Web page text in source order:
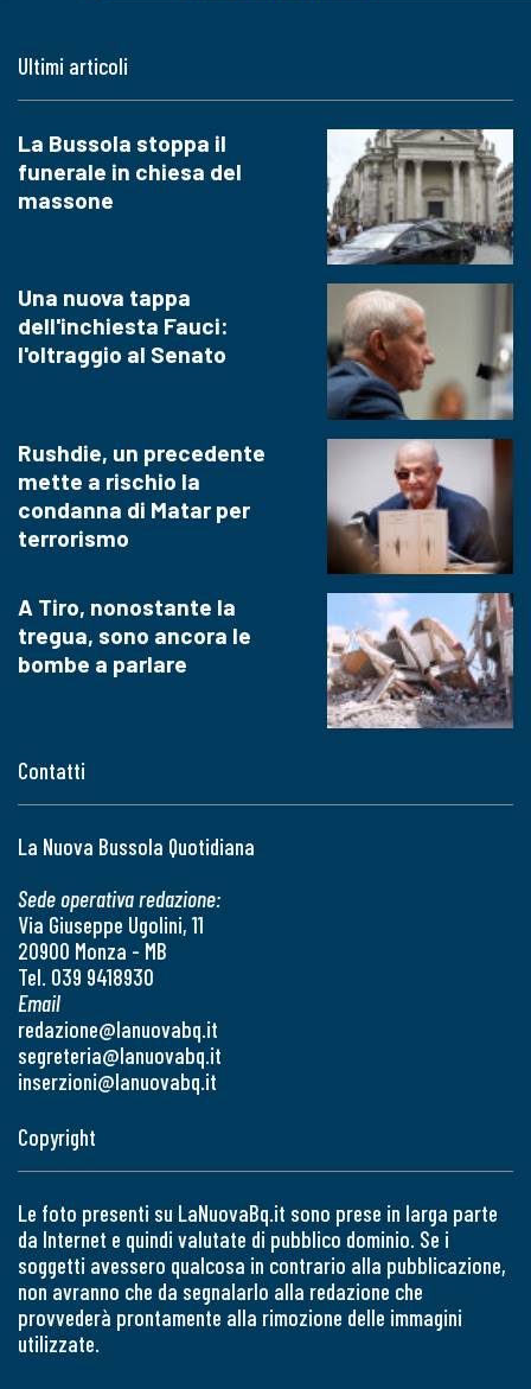
Contatti
La Nuova Bussola Quotidiana
Sede operativa redazione:
Via Giuseppe Ugolini, 11
20900 Monza - MB
Tel. 039 9418930
Email
redazione@lanuovabq.it
segreteria@lanuovabq.it
inserzioni@lanuovabq.it
Ultimi articoli
La Bussola stoppa il
funerale in chiesa del
massone
Una nuova tappa
dell'inchiesta Fauci:
l'oltraggio al Senato
Rushdie, un precedente
mette a rischio la
condanna di Matar per
terrorismo
A Tiro, nonostante la
tregua, sono ancora le
bombe a parlare
Copyright
Le foto presenti su LaNuovaBq.it sono prese in larga parte
da Internet e quindi valutate di pubblico dominio. Se i
soggetti avessero qualcosa in contrario alla pubblicazione,
non avranno che da segnalarlo alla redazione che
provvederà prontamente alla rimozione delle immagini
utilizzate.